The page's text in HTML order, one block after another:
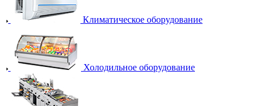
Климатическое оборудование
Холодильное оборудование